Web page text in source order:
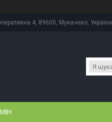
4, 89600, Мукачево, Україна